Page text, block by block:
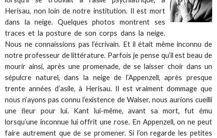
Herisau, non loin de notre institution. Il est mort
dans la neige. Quelques photos montrent ses
traces et la posture de son corps dans la neige.
Nous ne connaissions pas l’écrivain. Et il était même inconnu de
notre professeur de littérature. Parfois je pense qu’il est beau de
mourir ainsi, après une promenade, de se laisser choir dans un
sépulcre naturel, dans la neige de l’Appenzell, après presque
trente années d’asile, à Herisau. Il est vraiment dommage que
nous n’ayons pas connu l’existence de Walser, nous aurions cueilli
une ﬂeur pour lui. Kant lui-même, avant sa mort, fut ému
lorsqu’une inconnue lui offrit une rose. En Appenzell, on ne peut
faire autrement que de se promener. Si l’on regarde les petites